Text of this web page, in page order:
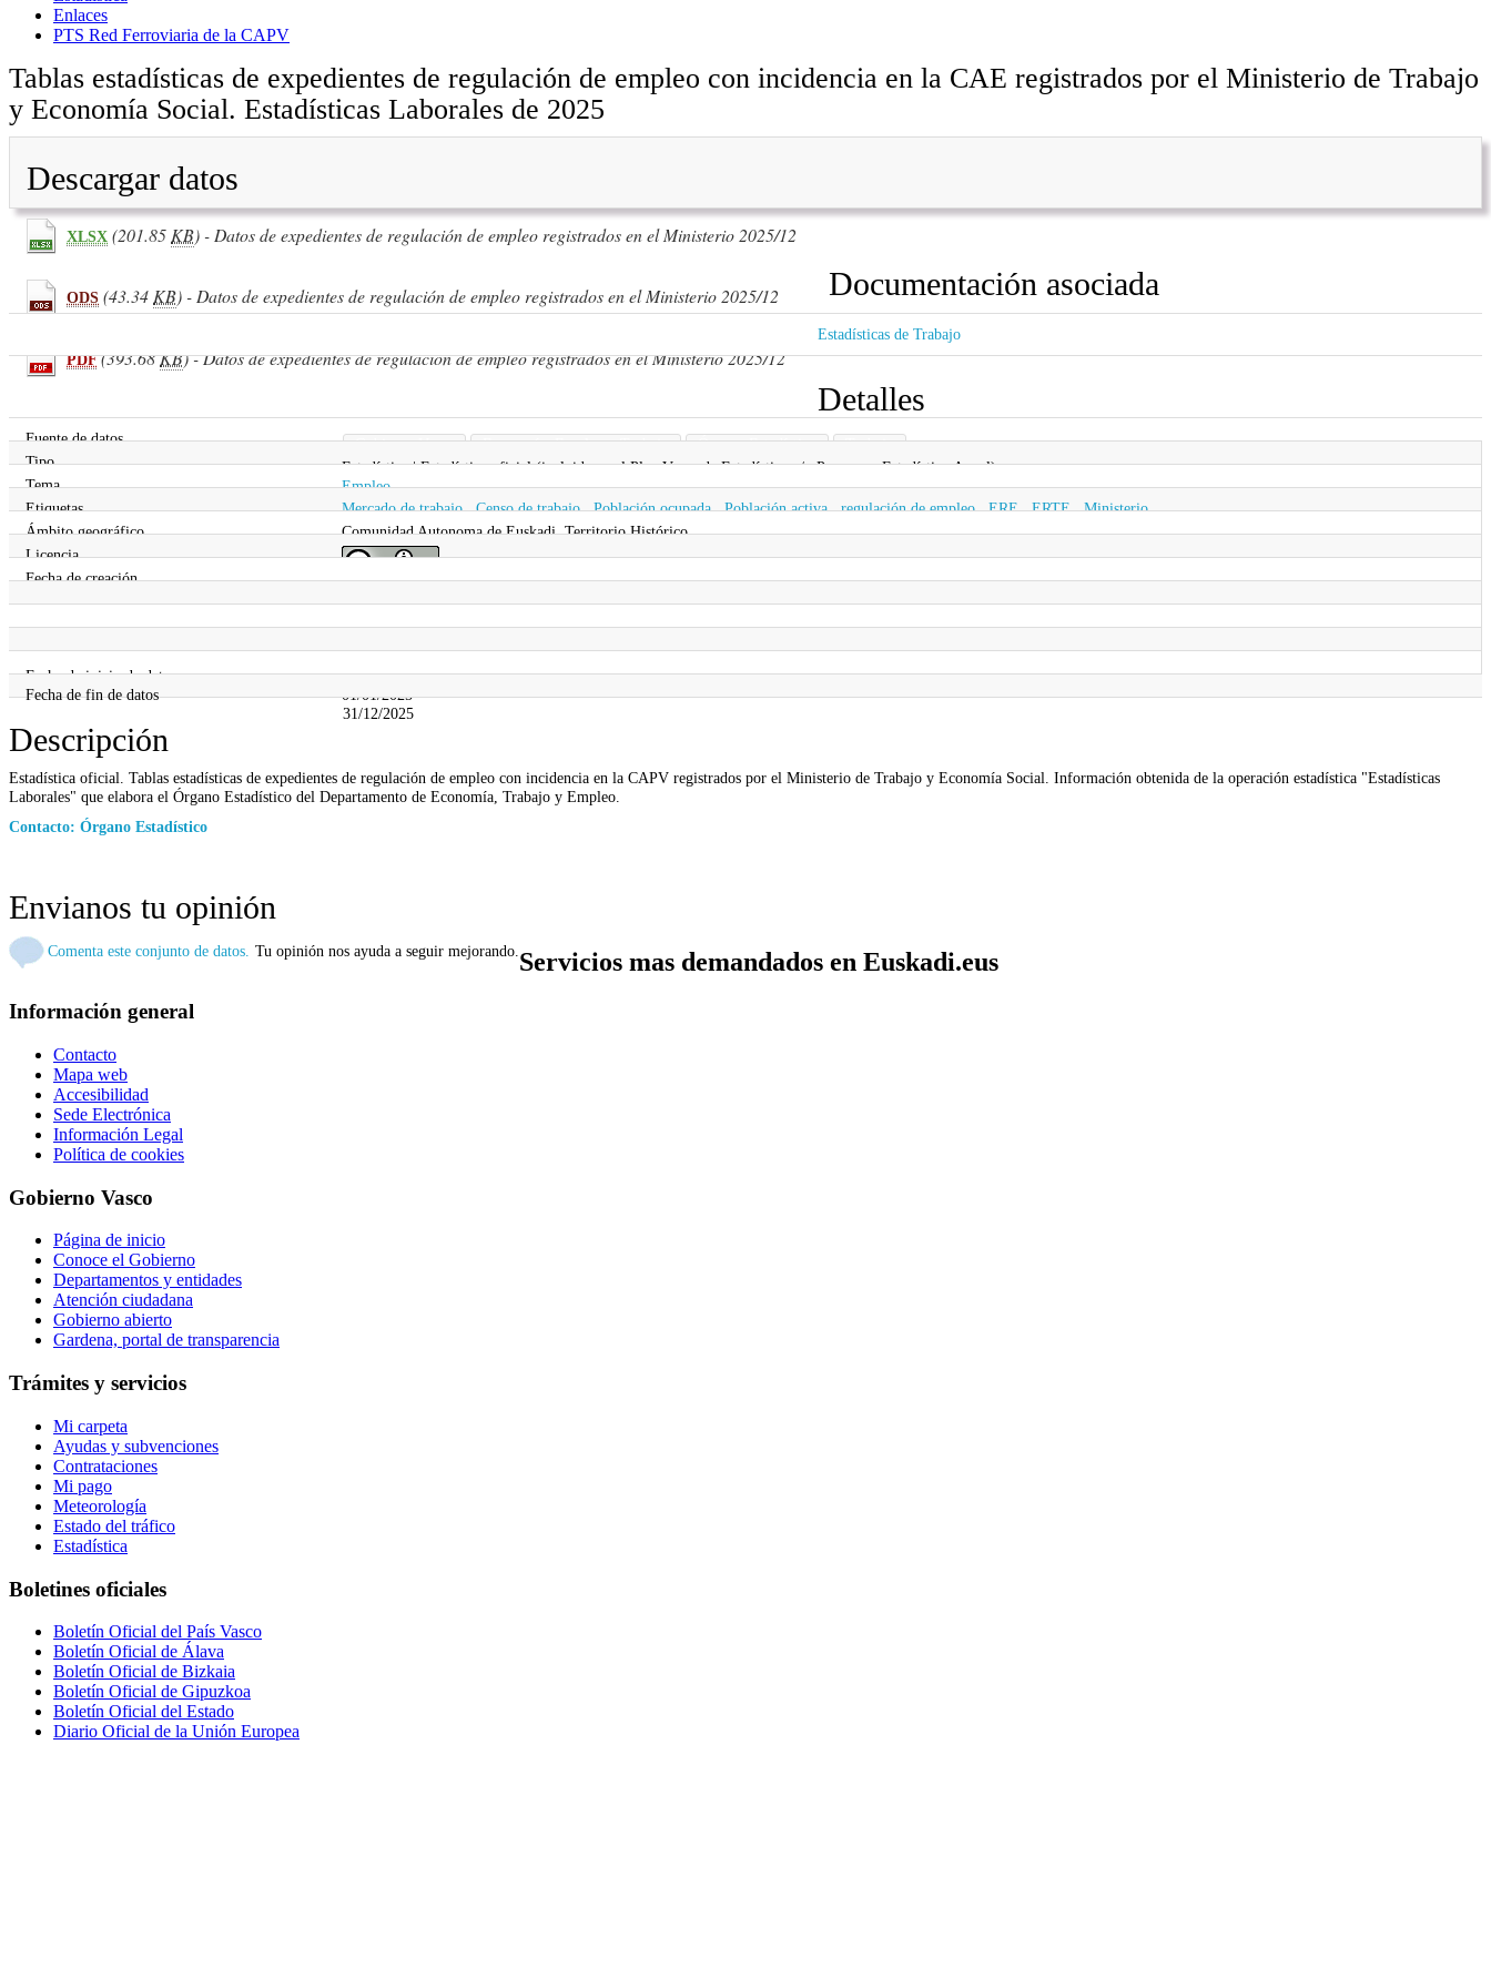
Enlaces
PTS Red Ferroviaria de la CAPV
Tablas estadísticas de expedientes de regulación de empleo con incidencia en la CAE registrados por el Ministerio de Trabajo
y Economía Social. Estadísticas Laborales de 2025
Descargar datos
XLSX (201.85 KB) - Datos de expedientes de regulación de empleo registrados en el Ministerio 2025/12
ODS (43.34KB) - Datos de expedientes de regulación de empleo registrados en el Ministerio 2025/12
PDF (393.68KB) - Datos de expedientes de regulación de empleo registrados en el Ministerio 2025/12
Documentación asociada
Estadísticas de Trabajo
Detalles
Fuente de datos Gobierno Vasco Economía, Empleo y Trabajo Órgano Estadístico Trabajo
Tipo
Estadística | Estadística oficial (incluida en el Plan Vasco de Estadística y/o Programa Estadístico Anual)
Tema
Empleo
Etiquetas
Mercado de trabajo ,Censo de trabajo ,Población ocupada ,Población activa ,regulación de empleo ,ERE ,ERTE ,Ministerio
Ámbito geográfico
Comunidad Autonoma de Euskadi, Territorio Histórico
Licencia
Fecha de creación
Mensual
Periodo de referencia
2025-12
Fecha de inicio de datos
01/01/2025
Fecha de fin de datos
31/12/2025
Descripción
Estadística oficial. Tablas estadísticas de expedientes de regulación de empleo con incidencia en la CAPV registrados por el Ministerio de Trabajo y Economía Social. Información obtenida de la operación estadística "Estadísticas
Laborales" que elabora el Órgano Estadístico del Departamento de Economía, Trabajo y Empleo.
Contacto: Órgano Estadístico
Envianos tu opinión
Comenta este conjunto de datos. Tu opinión nos ayuda a seguir mejorando.Servicios mas demandados en Euskadi.eus
Información general
Contacto
Mapa web
Accesibilidad
Sede Electrónica
Información Legal
Política de cookies
Gobierno Vasco
Página de inicio
Conoce el Gobierno
Departamentos y entidades
Atención ciudadana
Gobierno abierto
Gardena, portal de transparencia
Trámites y servicios
Mi carpeta
Ayudas y subvenciones
Contrataciones
Mi pago
Meteorología
Estado del tráfico
Estadística
Boletines oficiales
Boletín Oficial del País Vasco
Boletín Oficial de Álava
Boletín Oficial de Bizkaia
Boletín Oficial de Gipuzkoa
Boletín Oficial del Estado
Diario Oficial de la Unión Europea